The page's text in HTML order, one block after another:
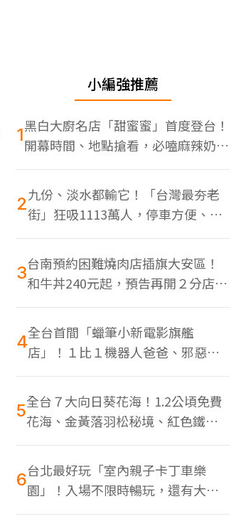
小編強推薦
1黑白大廚名店「甜蜜蜜」首度登台！
開幕時間、地點搶看，必嗑麻辣奶油
蝦
2九份、淡水都輸它！「台灣最夯老
街」狂吸1113萬人，停車方便、特
色美食多
3台南預約困難燒肉店插旗大安區！
和牛丼240元起，預告再開２分店、
地點曝光
4全台首間「蠟筆小新電影旗艦
店」！１比１機器人爸爸、邪惡正
男，百款周邊買翻
5全台７大向日葵花海！1.2公頃免費
花海、金黃落羽松秘境、紅色鐵橋
同框
6台北最好玩「室內親子卡丁車樂
園」！入場不限時暢玩，還有大螢
幕Switch遊戲區